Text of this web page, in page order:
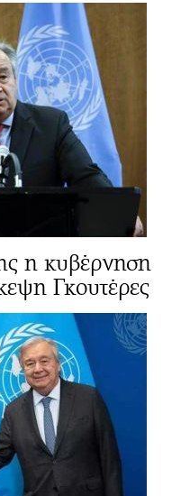
η κυβέρνηση
Γκουτέρες